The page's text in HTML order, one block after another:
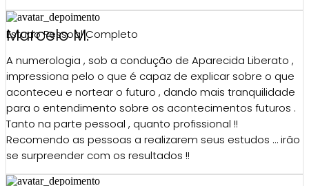
Marcelo M.
Estudo Pessoal Completo
A numerologia , sob a condução de Aparecida Liberato ,
impressiona pelo o que é capaz de explicar sobre o que
aconteceu e nortear o futuro , dando mais tranquilidade
para o entendimento sobre os acontecimentos futuros .
Tanto na parte pessoal , quanto profissional !!
Recomendo as pessoas a realizarem seus estudos … irão
se surpreender com os resultados !!